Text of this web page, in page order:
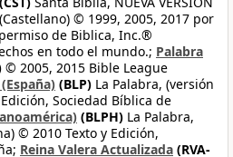
© 1999, 2005, 2017 por
de Biblica, Inc.®
en todo el mundo.; Palabra
© 2005, 2015 Bible League
(BLP) La Palabra, (versión
Sociedad Bíblica de
(BLPH) La Palabra,
© 2010 Texto y Edición,
Reina Valera Actualizada (RVA-